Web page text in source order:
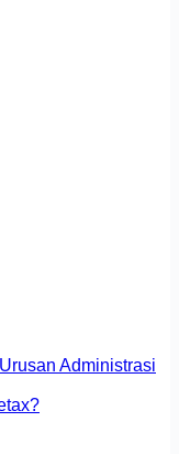
Administrasi